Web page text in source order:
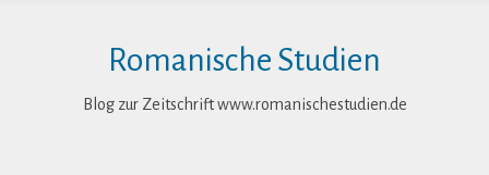
Romanische Studien
Blog zur Zeitschrift www.romanischestudien.de